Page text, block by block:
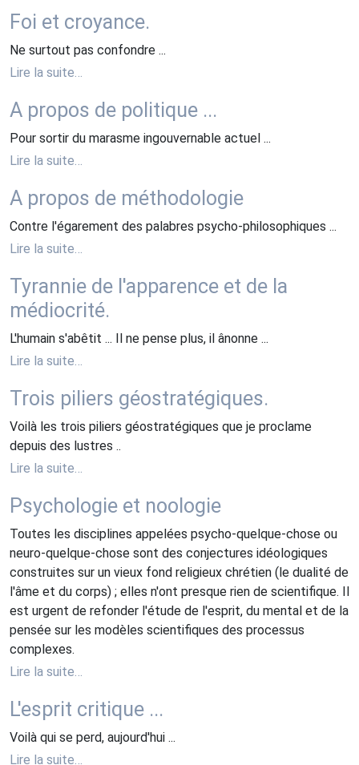
Foi et croyance.
Ne surtout pas confondre ...
Lire la suite…
A propos de politique ...
Pour sortir du marasme ingouvernable actuel ...
Lire la suite…
A propos de méthodologie
Contre l'égarement des palabres psycho-philosophiques ...
Lire la suite…
Tyrannie de l'apparence et de la
médiocrité.
L'humain s'abêtit ... Il ne pense plus, il ânonne ...
Lire la suite…
Trois piliers géostratégiques.
Voilà les trois piliers géostratégiques que je proclame
depuis des lustres ..
Lire la suite…
Psychologie et noologie
Toutes les disciplines appelées psycho-quelque-chose ou
neuro-quelque-chose sont des conjectures idéologiques
construites sur un vieux fond religieux chrétien (le dualité de
l'âme et du corps) ; elles n'ont presque rien de scientifique. Il
est urgent de refonder l'étude de l'esprit, du mental et de la
pensée sur les modèles scientifiques des processus
complexes.
Lire la suite…
L'esprit critique ...
Voilà qui se perd, aujourd'hui ...
Lire la suite…